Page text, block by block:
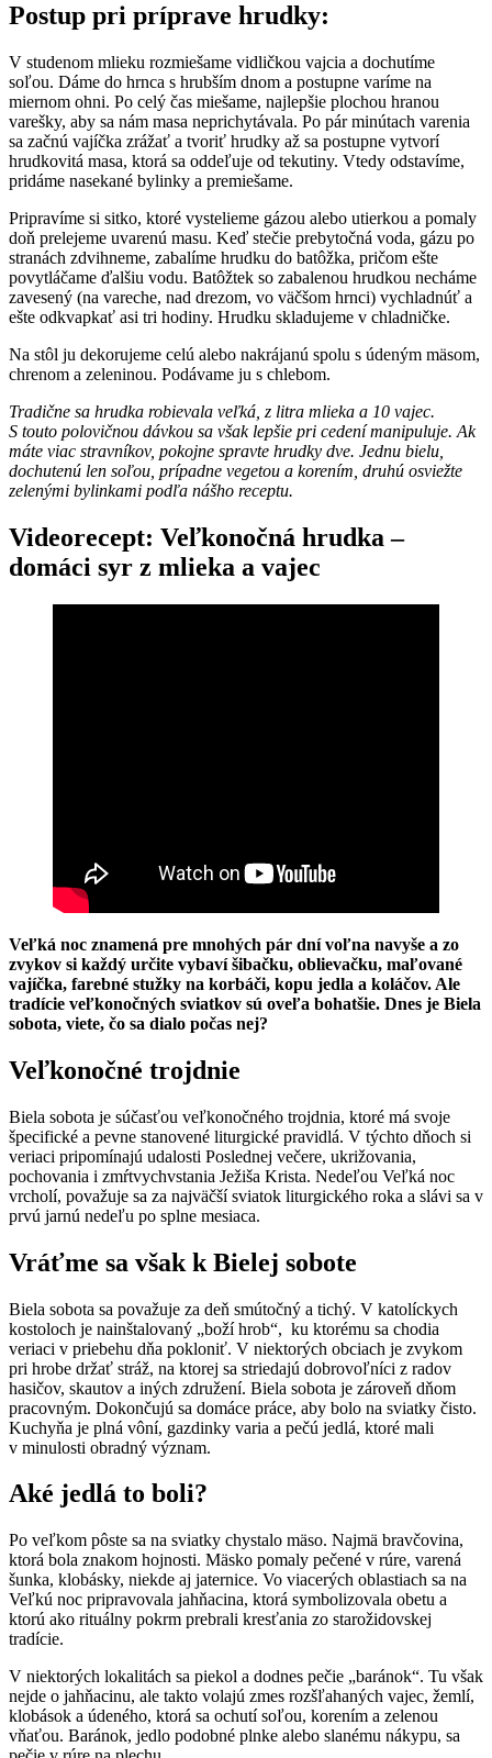
Postup pri príprave hrudky:
V studenom mlieku rozmiešame vidličkou vajcia a dochutíme
soľou. Dáme do hrnca s hrubším dnom a postupne varíme na
miernom ohni. Po celý čas miešame, najlepšie plochou hranou
varešky, aby sa nám masa neprichytávala. Po pár minútach varenia
sa začnú vajíčka zrážať a tvoriť hrudky až sa postupne vytvorí
hrudkovitá masa, ktorá sa oddeľuje od tekutiny. Vtedy odstavíme,
pridáme nasekané bylinky a premiešame.
Pripravíme si sitko, ktoré vystelieme gázou alebo utierkou a pomaly
doň prelejeme uvarenú masu. Keď stečie prebytočná voda, gázu po
stranách zdvihneme, zabalíme hrudku do batôžka, pričom ešte
povytláčame ďalšiu vodu. Batôžtek so zabalenou hrudkou necháme
zavesený (na vareche, nad drezom, vo väčšom hrnci) vychladnúť a
ešte odkvapkať asi tri hodiny. Hrudku skladujeme v chladničke.
Na stôl ju dekorujeme celú alebo nakrájanú spolu s údeným mäsom,
chrenom a zeleninou. Podávame ju s chlebom.
Tradične sa hrudka robievala veľká, z litra mlieka a 10 vajec.
S touto polovičnou dávkou sa však lepšie pri cedení manipuluje. Ak
máte viac stravníkov, pokojne spravte hrudky dve. Jednu bielu,
dochutenú len soľou, prípadne vegetou a korením, druhú osviežte
zelenými bylinkami podľa nášho receptu.
Videorecept: Veľkonočná hrudka –
domáci syr z mlieka a vajec
Veľká noc znamená pre mnohých pár dní voľna navyše a zo
zvykov si každý určite vybaví šibačku, oblievačku, maľované
vajíčka, farebné stužky na korbáči, kopu jedla a koláčov. Ale
tradície veľkonočných sviatkov sú oveľa bohatšie. Dnes je Biela
sobota, viete, čo sa dialo počas nej?
Veľkonočné trojdnie
Biela sobota je súčasťou veľkonočného trojdnia, ktoré má svoje
špecifické a pevne stanovené liturgické pravidlá. V týchto dňoch si
veriaci pripomínajú udalosti Poslednej večere, ukrižovania,
pochovania i zmŕtvychvstania Ježiša Krista. Nedeľou Veľká noc
vrcholí, považuje sa za najväčší sviatok liturgického roka a slávi sa v
prvú jarnú nedeľu po splne mesiaca.
Vráťme sa však k Bielej sobote
Biela sobota sa považuje za deň smútočný a tichý. V katolíckych
kostoloch je nainštalovaný „boží hrob“, ku ktorému sa chodia
veriaci v priebehu dňa pokloniť. V niektorých obciach je zvykom
pri hrobe držať stráž, na ktorej sa striedajú dobrovoľníci z radov
hasičov, skautov a iných združení. Biela sobota je zároveň dňom
pracovným. Dokončujú sa domáce práce, aby bolo na sviatky čisto.
Kuchyňa je plná vôní, gazdinky varia a pečú jedlá, ktoré mali
v minulosti obradný význam.
Aké jedlá to boli?
Po veľkom pôste sa na sviatky chystalo mäso. Najmä bravčovina,
ktorá bola znakom hojnosti. Mäsko pomaly pečené v rúre, varená
šunka, klobásky, niekde aj jaternice. Vo viacerých oblastiach sa na
Veľkú noc pripravovala jahňacina, ktorá symbolizovala obetu a
ktorú ako rituálny pokrm prebrali kresťania zo starožidovskej
tradície.
V niektorých lokalitách sa piekol a dodnes pečie „baránok“. Tu však
nejde o jahňacinu, ale takto volajú zmes rozšľahaných vajec, žemlí,
klobások a údeného, ktorá sa ochutí soľou, korením a zelenou
vňaťou. Baránok, jedlo podobné plnke alebo slanému nákypu, sa